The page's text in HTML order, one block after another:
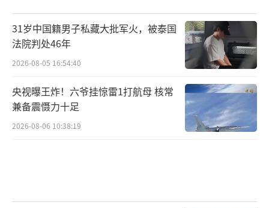
31岁中国籍男子私藏大批军火，被泰国
法院判处46年
2026-08-05 16:54:40
央视曝王炸！六爷挂惊雷1打航母 核常
兼备震慑力十足
2026-08-06 10:38:19